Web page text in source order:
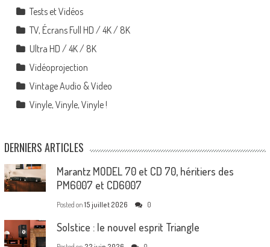
Tests et Vidéos
TV, Écrans Full HD / 4K / 8K
Ultra HD / 4K / 8K
Vidéoprojection
Vintage Audio & Video
Vinyle, Vinyle, Vinyle !
DERNIERS ARTICLES
Marantz MODEL 70 et CD 70, héritiers des
PM6007 et CD6007
Posted on 15 juillet 2026 0
Solstice : le nouvel esprit Triangle